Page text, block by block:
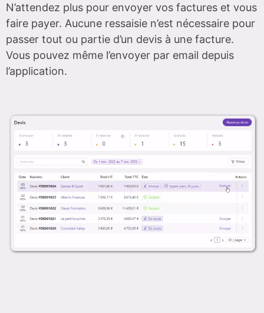
N’attendez plus pour envoyer vos factures et vous
faire payer. Aucune ressaisie n’est nécessaire pour
passer tout ou partie d’un devis à une facture.
Vous pouvez même l’envoyer par email depuis
l’application.